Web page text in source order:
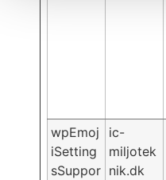
wpEmoj
iSetting
sSuppor
ic-
miljotek
nik.dk